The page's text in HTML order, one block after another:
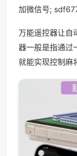
加微信号;
万能遥控器让自
器一般是指通过
就能实现控制麻